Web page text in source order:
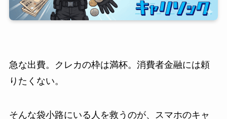
急な出費。クレカの枠は満杯。消費者金融には頼
りたくない。
そんな袋小路にいる人を救うのが、スマホのキャ